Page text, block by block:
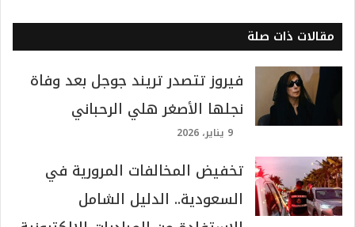
مقالات ذات صلة
فيروز تتصدر تريند جوجل بعد وفاة
نجلها الأصغر هلي الرحباني
9 يناير، 2026
تخفيض المخالفات المرورية في
السعودية.. الدليل الشامل